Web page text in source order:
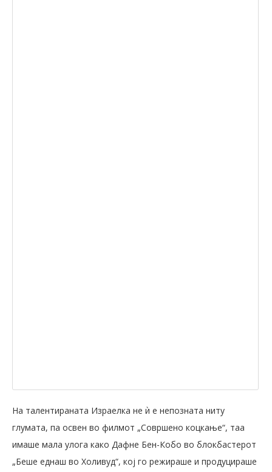
На талентираната Израелка не ѝ е непозната ниту
глумата, па освен во филмот „Совршено коцкање“, таа
имаше мала улога како Дафне Бен-Кобо во блокбастерот
„Беше еднаш во Холивуд“, кој го режираше и продуцираше